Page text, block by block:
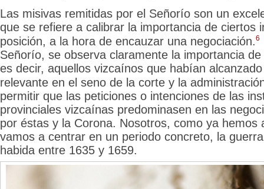
Las misivas remitidas por el Señorío son un
que se refiere a calibrar la importancia de ciertos
posición, a la hora de encauzar una negociación.6
Señorío, se observa claramente la importancia
es decir, aquellos vizcaínos que habían
relevante en el seno de la corte y la
permitir que las peticiones o intenciones de las
provinciales vizcaínas predominasen en las
por éstas y la Corona. Nosotros, como ya hemos
vamos a centrar en un periodo concreto, la
habida entre 1635 y 1659.